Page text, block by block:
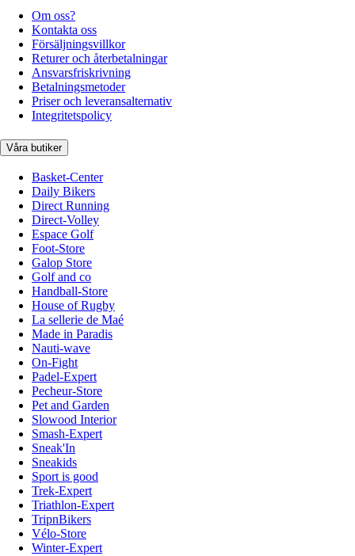
Om oss?
Kontakta oss
Försäljningsvillkor
Returer och återbetalningar
Ansvarsfriskrivning
Betalningsmetoder
Priser och leveransalternativ
Integritetspolicy
Våra butiker
Basket-Center
Daily Bikers
Direct Running
Direct-Volley
Espace Golf
Foot-Store
Galop Store
Golf and co
Handball-Store
House of Rugby
La sellerie de Maé
Made in Paradis
Nauti-wave
On-Fight
Padel-Expert
Pecheur-Store
Pet and Garden
Slowood Interior
Smash-Expert
Sneak'In
Sneakids
Sport is good
Trek-Expert
Triathlon-Expert
TripnBikers
Vélo-Store
Winter-Expert